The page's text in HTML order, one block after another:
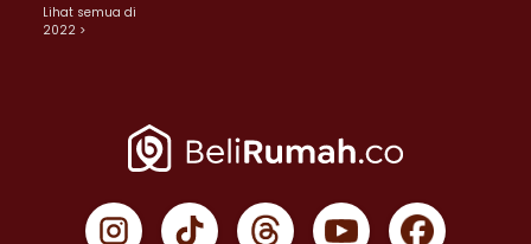
Lihat semua di
2022 >